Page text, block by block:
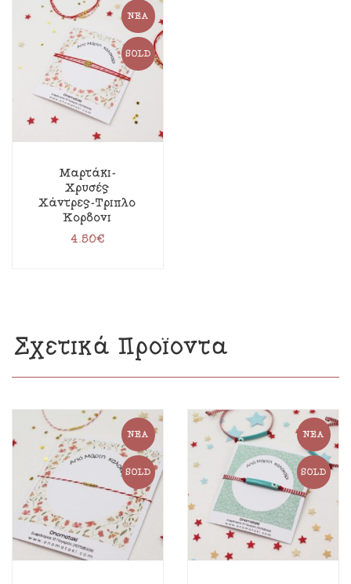
ΝΈΑ
SOLD
Μαρτάκι-
Χρυσές
Χάντρες-Τριπλό
Κορδόνι
4.50€
Σχετικά Προϊόντα
ΝΈΑ
SOLD
ΝΈΑ
SOLD